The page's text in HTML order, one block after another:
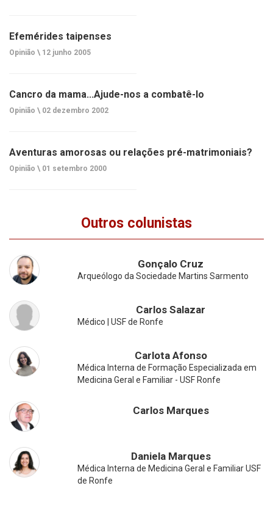
Efemérides taipenses
Opinião \ 12 junho 2005
Cancro da mama...Ajude-nos a combatê-lo
Opinião \ 02 dezembro 2002
Aventuras amorosas ou relações pré-matrimoniais?
Opinião \ 01 setembro 2000
Outros colunistas
Gonçalo Cruz
Arqueólogo da Sociedade Martins Sarmento
Carlos Salazar
Médico | USF de Ronfe
Carlota Afonso
Médica Interna de Formação Especializada em
Medicina Geral e Familiar - USF Ronfe
Carlos Marques
Daniela Marques
Médica Interna de Medicina Geral e Familiar USF
de Ronfe